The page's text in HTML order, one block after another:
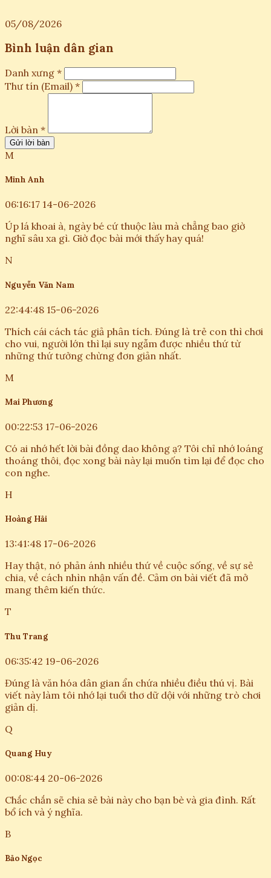
05/08/2026
Bình luận dân gian
Danh xưng *
Thư tín (Email) *
Lời bàn *
Gửi lời bàn
M
Minh Anh
06:16:17 14-06-2026
Úp lá khoai à, ngày bé cứ thuộc làu mà chẳng bao giờ
nghĩ sâu xa gì. Giờ đọc bài mới thấy hay quá!
N
Nguyễn Văn Nam
22:44:48 15-06-2026
Thích cái cách tác giả phân tích. Đúng là trẻ con thì chơi
cho vui, người lớn thì lại suy ngẫm được nhiều thứ từ
những thứ tưởng chừng đơn giản nhất.
M
Mai Phương
00:22:53 17-06-2026
Có ai nhớ hết lời bài đồng dao không ạ? Tôi chỉ nhớ loáng
thoáng thôi, đọc xong bài này lại muốn tìm lại để đọc cho
con nghe.
H
Hoàng Hải
13:41:48 17-06-2026
Hay thật, nó phản ánh nhiều thứ về cuộc sống, về sự sẻ
chia, về cách nhìn nhận vấn đề. Cảm ơn bài viết đã mở
mang thêm kiến thức.
T
Thu Trang
06:35:42 19-06-2026
Đúng là văn hóa dân gian ẩn chứa nhiều điều thú vị. Bài
viết này làm tôi nhớ lại tuổi thơ dữ dội với những trò chơi
giản dị.
Q
Quang Huy
00:08:44 20-06-2026
Chắc chắn sẽ chia sẻ bài này cho bạn bè và gia đình. Rất
bổ ích và ý nghĩa.
B
Bảo Ngọc